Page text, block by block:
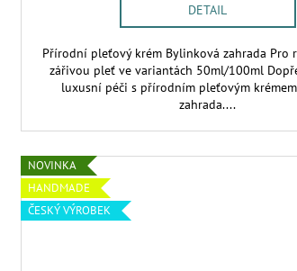
DETAIL
Přírodní pleťový krém Bylinková zahrada Pro
zářivou pleť ve variantách 50ml/100ml
luxusní péči s přírodním pleťovým
zahrada....
NOVINKA
HANDMADE
ČESKÝ VÝROBEK